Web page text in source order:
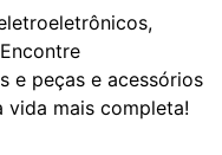
e peças e acessórios
vida mais completa!